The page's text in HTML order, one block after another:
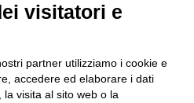
visitatori e
partner utilizziamo i cookie e
accedere ed elaborare i dati
visita al sito web o la